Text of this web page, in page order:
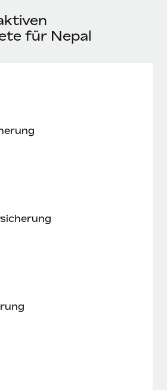
Marktführer im Bereich der
mobile Apps. Das...
für Nepal